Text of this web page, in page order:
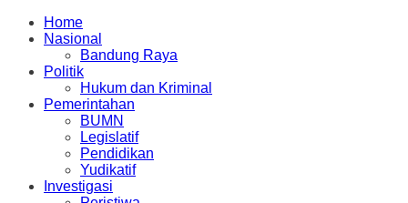
Home
Nasional
Bandung Raya
Politik
Hukum dan Kriminal
Pemerintahan
BUMN
Legislatif
Pendidikan
Yudikatif
Investigasi